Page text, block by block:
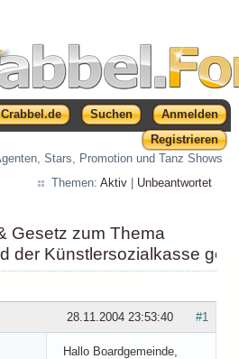
Suchen
Anmelden
Registrieren
Stars, Promotion und Tanz Shows
Themen:Aktiv Unbeantwortet
Gesetz zum Thema
der Künstlersozialkasse
#1
28.11.2004 23:53:40
Hallo Boardgemeinde,